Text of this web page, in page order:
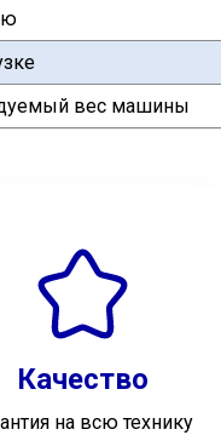
вес машины
Качество
на всю технику